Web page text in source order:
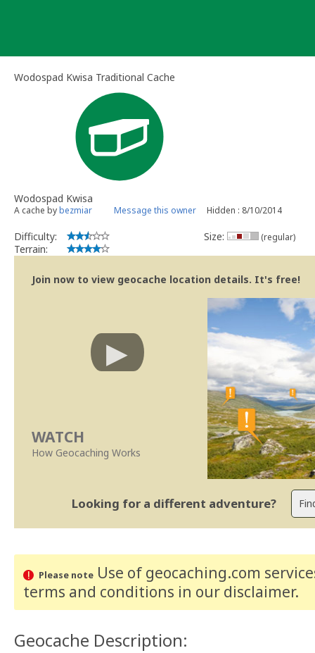
Wodospad Kwisa Traditional Cache
Wodospad Kwisa
A cache bybezmiar Message this owner Hidden : 8/10/2014
Difficulty:
Terrain:
Size: (regular)
Join now to view geocache location details. It's free!
WATCH
How Geocaching Works
Looking for a different adventure?
Please noteUse of geocaching.com
terms and conditions in our disclaimer.
Geocache Description: